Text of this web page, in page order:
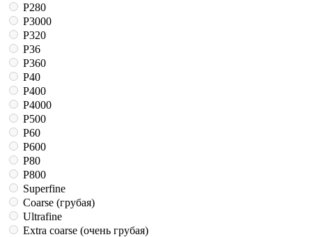
P280
P3000
P320
P36
P360
P40
P400
P4000
P500
P60
P600
P80
P800
Superfine
Coarse (грубая)
Ultrafine
Extra coarse (очень грубая)